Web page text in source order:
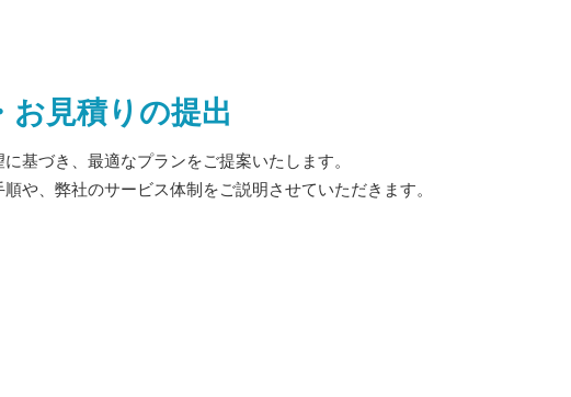
お見積りの提出
基づき、最適なプランをご提案いたします。
や、弊社のサービス体制をご説明させていただきます。